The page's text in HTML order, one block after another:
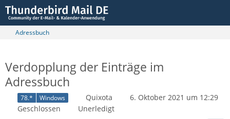
Adressbuch
Verdopplung der Einträge im
Adressbuch
78.* Windows Quixota
6. Oktober 2021 um 12:29
Geschlossen
Unerledigt